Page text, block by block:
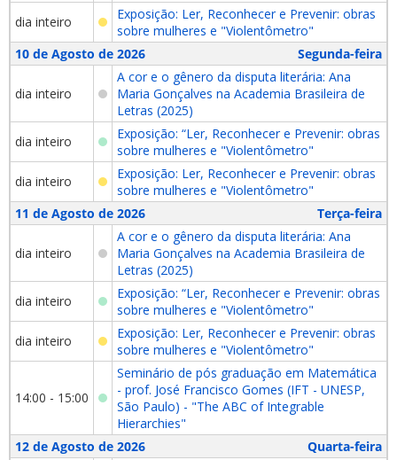
dia inteiro
Exposição: Ler, Reconhecer e Prevenir: obras
sobre mulheres e "Violentômetro"
10 de Agosto de 2026
Segunda-feira
dia inteiro
A cor e o gênero da disputa literária: Ana
Maria Gonçalves na Academia Brasileira de
Letras (2025)
dia inteiro
Exposição: “Ler, Reconhecer e Prevenir: obras
sobre mulheres e "Violentômetro"
dia inteiro
Exposição: Ler, Reconhecer e Prevenir: obras
sobre mulheres e "Violentômetro"
11 de Agosto de 2026
Terça-feira
dia inteiro
A cor e o gênero da disputa literária: Ana
Maria Gonçalves na Academia Brasileira de
Letras (2025)
dia inteiro
Exposição: “Ler, Reconhecer e Prevenir: obras
sobre mulheres e "Violentômetro"
dia inteiro
Exposição: Ler, Reconhecer e Prevenir: obras
sobre mulheres e "Violentômetro"
14:00 - 15:00
Seminário de pós graduação em Matemática
- prof. José Francisco Gomes (IFT - UNESP,
São Paulo) - "The ABC of Integrable
Hierarchies"
12 de Agosto de 2026
Quarta-feira